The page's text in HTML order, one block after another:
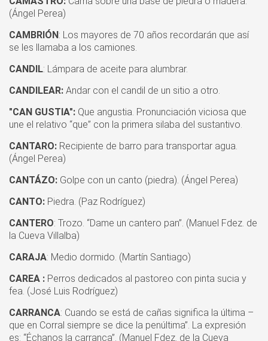
(Ángel Perea)
CAMBRIÓN: Los mayores de 70 años recordarán que así
se les llamaba a los camiones.
CANDIL: Lámpara de aceite para alumbrar.
CANDILEAR: Andar con el candil de un sitio a otro.
"CAN GUSTIA": Que angustia. Pronunciación viciosa que
une el relativo “que” con la primera silaba del sustantivo.
CANTARO: Recipiente de barro para transportar agua.
(Ángel Perea)
CANTÁZO: Golpe con un canto (piedra). (Ángel Perea)
CANTO: Piedra. (Paz Rodríguez)
CANTERO: Trozo. “Dame un cantero pan”. (Manuel Fdez. de
la Cueva Villalba)
CARAJA: Medio dormido. (Martín Santiago)
CAREA : Perros dedicados al pastoreo con pinta sucia y
fea. (José Luis Rodríguez)
CARRANCA: Cuando se está de cañas significa la última –
que en Corral siempre se dice la penúltima”. La expresión
es: “Échanos la carranca”. (Manuel Fdez. de la Cueva